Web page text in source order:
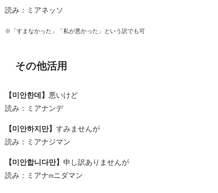
読み：ミアネッソ
※「すまなかった」「私が悪かった」という訳でも可
その他活用
【미안한데】 悪いけど
読み：ミアナンデ
【미안하지만】 すみませんが
読み：ミアナジマン
【미안합니다만】 申し訳ありませんが
読み：ミアナmニダマン